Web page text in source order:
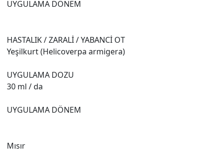
UYGULAMA DÖNEM
HASTALIK / ZARALİ / YABANCİ OT
Yeşilkurt (Helicoverpa armigera)
UYGULAMA DOZU
30 ml / da
UYGULAMA DÖNEM
Mısır